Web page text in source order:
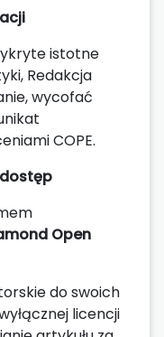
istotne
Redakcja
wycofać
COPE.
Open
do swoich
licencji